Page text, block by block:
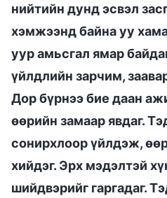
нийтийн дунд эсвэл
хэмжээнд байна уу
уур амьсгал ямар
үйлдлийн зарчим,
Дор бүрнээ бие даан
өөрийн замаар явдаг.
сонирхлоор үйлдэж,
хийдэг. Эрх мэдэлтэй
шийдвэрийг гаргадаг.